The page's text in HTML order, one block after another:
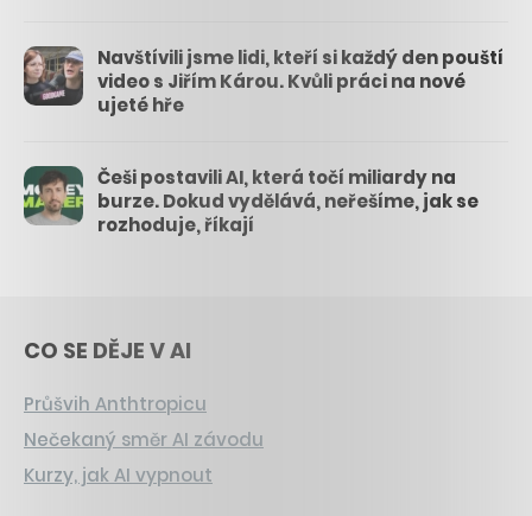
Navštívili jsme lidi, kteří si každý den pouští
video s Jiřím Károu. Kvůli práci na nové
ujeté hře
Češi postavili AI, která točí miliardy na
burze. Dokud vydělává, neřešíme, jak se
rozhoduje, říkají
CO SE DĚJE V AI
Průšvih Anthtropicu
Nečekaný směr AI závodu
Kurzy, jak AI vypnout